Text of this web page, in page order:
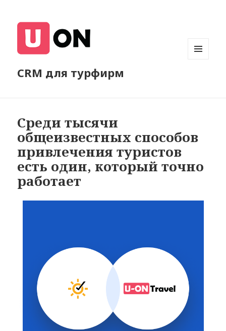
CRM для турфирм
​​Среди тысячи
общеизвестных способов
привлечения туристов
есть один, который точно
работает